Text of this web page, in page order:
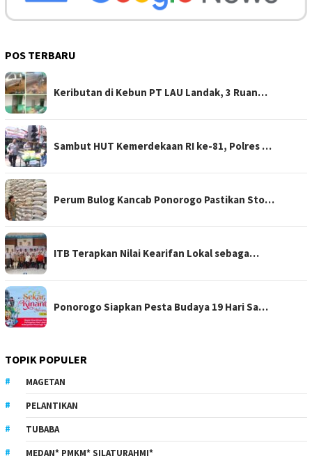
POS TERBARU
Keributan di Kebun PT LAU Landak, 3 Ruan…
Sambut HUT Kemerdekaan RI ke-81, Polres …
Perum Bulog Kancab Ponorogo Pastikan Sto…
ITB Terapkan Nilai Kearifan Lokal sebaga…
Ponorogo Siapkan Pesta Budaya 19 Hari Sa…
TOPIK POPULER
MAGETAN
PELANTIKAN
TUBABA
MEDAN* PMKM* SILATURAHMI*